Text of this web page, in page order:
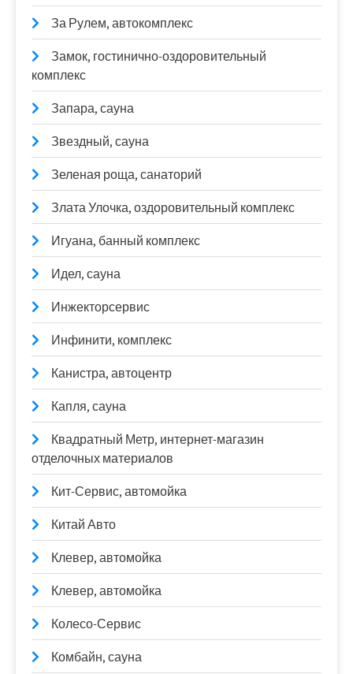
За Рулем, автокомплекс
Замок, гостинично-оздоровительный
комплекс
Запара, сауна
Звездный, сауна
Зеленая роща, санаторий
Злата Улочка, оздоровительный комплекс
Игуана, банный комплекс
Идел, сауна
Инжекторсервис
Инфинити, комплекс
Канистра, автоцентр
Капля, сауна
Квадратный Метр, интернет-магазин
отделочных материалов
Кит-Сервис, автомойка
Китай Авто
Клевер, автомойка
Клевер, автомойка
Колесо-Сервис
Комбайн, сауна